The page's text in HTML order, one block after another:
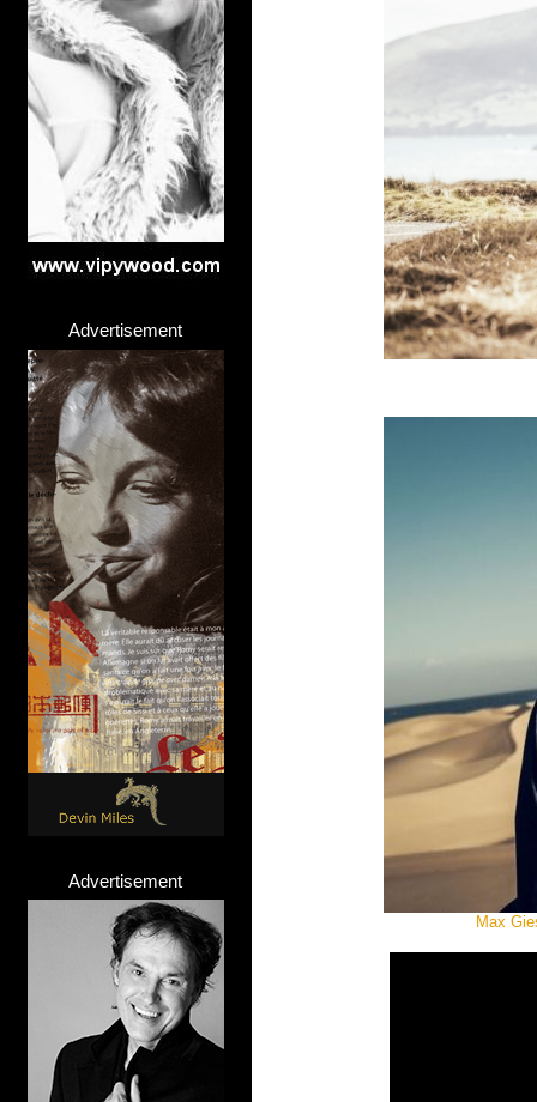
Advertisement
Advertisement
Max